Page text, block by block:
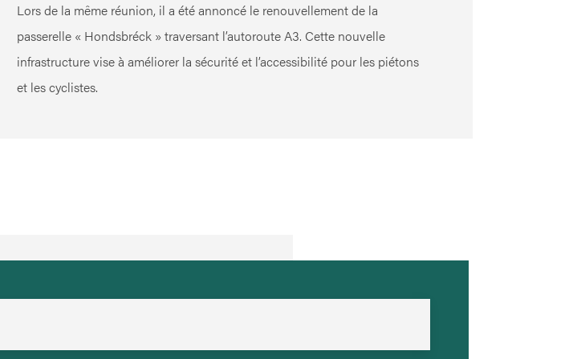
Lors de la même réunion, il a été annoncé le renouvellement de la
passerelle « Hondsbréck » traversant l’autoroute A3. Cette nouvelle
infrastructure vise à améliorer la sécurité et l’accessibilité pour les piétons
et les cyclistes.